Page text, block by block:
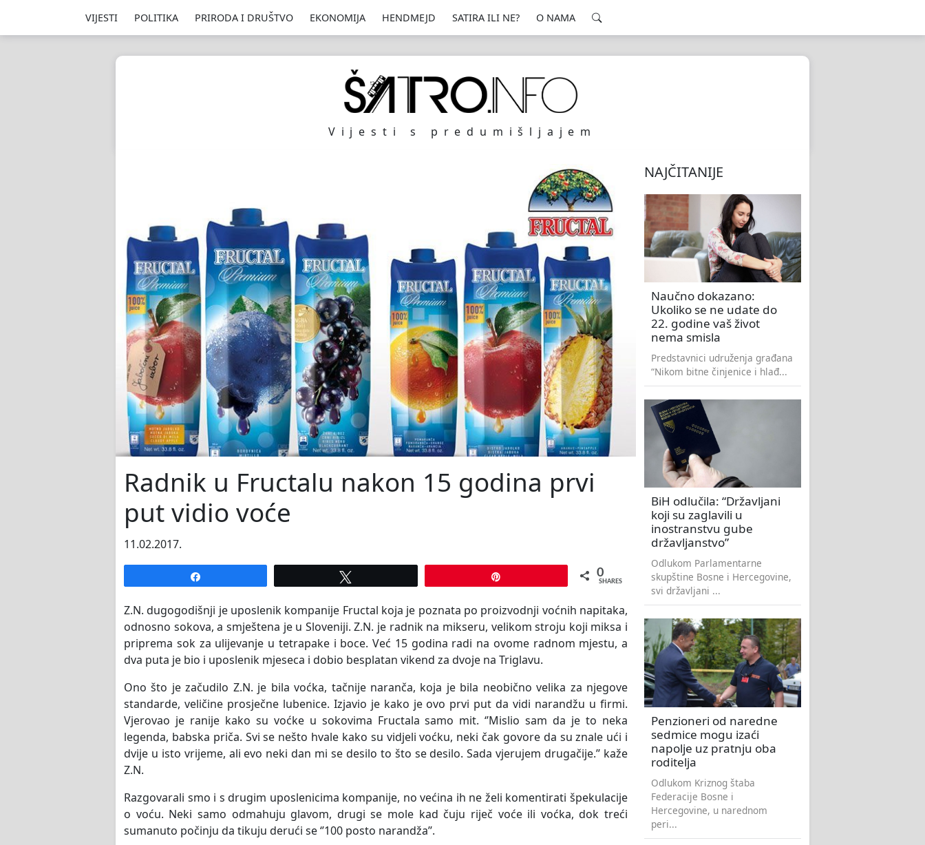
VIJESTI POLITIKA PRIRODA I DRUŠTVO EKONOMIJA HENDMEJD SATIRA ILI NE? O NAMA
Vijesti s predumišljajem
Radnik u Fructalu nakon 15 godina prvi
put vidio voće
11.02.2017.
0
SHARES
Z.N. dugogodišnji je uposlenik kompanije Fructal koja je poznata po proizvodnji voćnih napitaka,
odnosno sokova, a smještena je u Sloveniji. Z.N. je radnik na mikseru, velikom stroju koji miksa i
priprema sok za ulijevanje u tetrapake i boce. Već 15 godina radi na ovome radnom mjestu, a
dva puta je bio i uposlenik mjeseca i dobio besplatan vikend za dvoje na Triglavu.
Ono što je začudilo Z.N. je bila voćka, tačnije naranča, koja je bila neobično velika za njegove
standarde, veličine prosječne lubenice. Izjavio je kako je ovo prvi put da vidi narandžu u firmi.
Vjerovao je ranije kako su voćke u sokovima Fructala samo mit. ‘’Mislio sam da je to neka
legenda, babska priča. Svi se nešto hvale kako su vidjeli voćku, neki čak govore da su znale ući i
dvije u isto vrijeme, ali evo neki dan mi se desilo to što se desilo. Sada vjerujem drugačije.’’ kaže
Z.N.
Razgovarali smo i s drugim uposlenicima kompanije, no većina ih ne želi komentirati špekulacije
o voću. Neki samo odmahuju glavom, drugi se mole kad čuju riječ voće ili voćka, dok treći
sumanuto počinju da tikuju derući se ‘’100 posto narandža’’.
NAJČITANIJE
Naučno dokazano:
Ukoliko se ne udate do
22. godine vaš život
nema smisla
Predstavnici udruženja građana
“Nikom bitne činjenice i hlađ...
BiH odlučila: “Državljani
koji su zaglavili u
inostranstvu gube
državljanstvo”
Odlukom Parlamentarne
skupštine Bosne i Hercegovine,
svi državljani ...
Penzioneri od naredne
sedmice mogu izaći
napolje uz pratnju oba
roditelja
Odlukom Kriznog štaba
Federacije Bosne i
Hercegovine, u narednom
peri...